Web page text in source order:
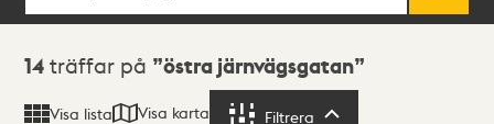
Sökresultat
14 träffar på östra järnvägsgatan
Visa lista Visa karta Filtrera